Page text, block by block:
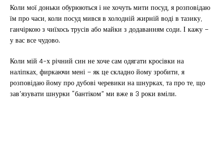
Коли мої доньки обурюються і не хочуть мити посуд, я розповідаю
їм про часи, коли посуд мився в холодній жирній воді в тазику,
ганчіркою з чиїхось трусів або майки з додаванням соди. І кажу –
у вас все чудово.
Коли мій 4-х річний син не хоче сам одягати кросівки на
наліпках, фиркаючи мені – як це складно йому зробити, я
розповідаю йому про дубові черевики на шнурках, та про те, що
зав’язувати шнурки “бантіком” ми вже в 3 роки вміли.